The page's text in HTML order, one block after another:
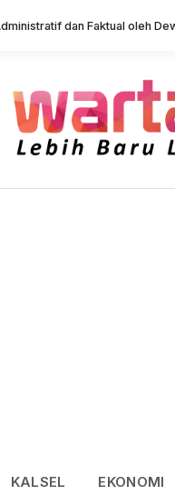
dan Faktual oleh
KALSEL EKONOMI